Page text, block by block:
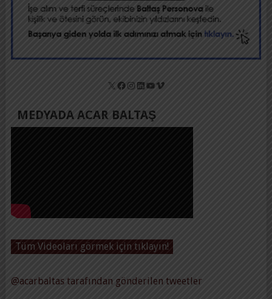
X Facebook
Instagram
LinkedIn
YouTube
Vimeo
MEDYADA ACAR BALTAŞ
Tüm Videoları görmek için tıklayın!
@acarbaltas tarafından gönderilen tweetler